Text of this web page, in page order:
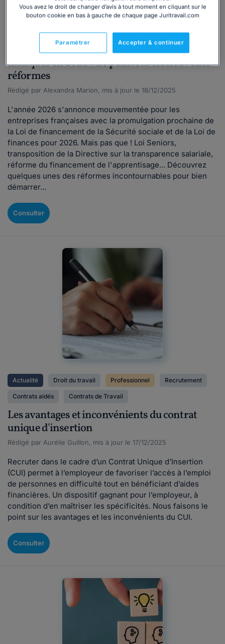
Heures supplémentaires, heures complémentaires
Formation des salariés NAO
Employeurs, qu'est-ce que vous ne devez pas
manquer en 2026 ? Le point sur les nouvelles
réformes
Rédigé par Alexandra Marion, mis à jour le 18/12/2025
L'année 2026 s'annonce mouvementée pour les
entreprises françaises avec la promulgation prochaine de
la Loi de financement de la Sécurité sociale et de la Loi de
finances pour 2026. Mais pas que ! Loi Seniors,
transposition de la Directive sur la transparence salariale,
réforme du financement de l'apprentisage... Découvrez
quelques unes des réformes incontournables pour bien
démarrer...
Consulter
Actualité Droit du travail Professionnel Recrutement
Contrats aidés Contrats de Travail
Les avantages et inconvénients du contrat
unique d'insertion
Rédigé par Aurélie Guillon, mis à jour le 17/12/2025
Recruter dans le cadre d’un Contrat Unique d’Insertion
(CUI) permet à l’employeur de favoriser l’accès à l’emploi
de personnes en difficulté tout en bénéficiant d’aides
financières. Un dispositif gagnant pour l’employeur, à
condition d’en maîtriser les spécificités. Nous faisons le
point sur les avantages et les inconvénients du CUI.
Consulter
Vous avez le droit de changer d’avis à tout moment en cliquant sur le
bouton cookie en bas à gauche de chaque page Juritravail.com
Accepter & continuer
Paramétrer